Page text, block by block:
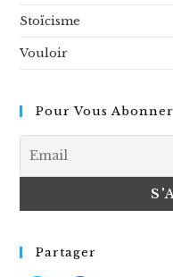
Stoïcisme
Vouloir
Pour Vous Abonner
Partager